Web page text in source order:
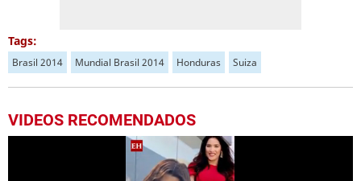
Tags:
Brasil 2014 Mundial Brasil 2014 Honduras Suiza
VIDEOS RECOMENDADOS